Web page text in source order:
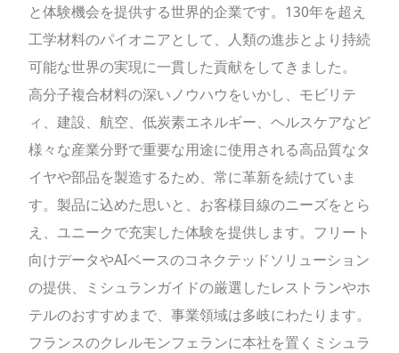
と体験機会を提供する世界的企業です。130年を超え
工学材料のパイオニアとして、人類の進歩とより持続
可能な世界の実現に一貫した貢献をしてきました。
高分子複合材料の深いノウハウをいかし、モビリテ
ィ、建設、航空、低炭素エネルギー、ヘルスケアなど
様々な産業分野で重要な用途に使用される高品質なタ
イヤや部品を製造するため、常に革新を続けていま
す。製品に込めた思いと、お客様目線のニーズをとら
え、ユニークで充実した体験を提供します。フリート
向けデータやAIベースのコネクテッドソリューション
の提供、ミシュランガイドの厳選したレストランやホ
テルのおすすめまで、事業領域は多岐にわたります。
フランスのクレルモンフェランに本社を置くミシュラ